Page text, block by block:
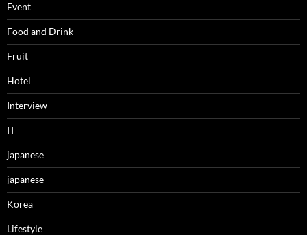
Event
Food and Drink
Fruit
Hotel
Interview
IT
japanese
japanese
Korea
Lifestyle